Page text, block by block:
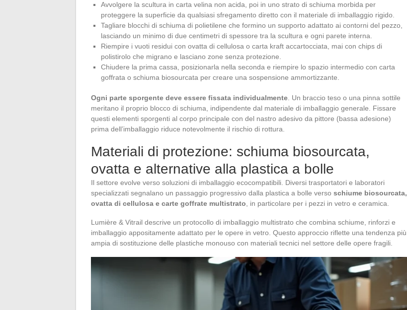
Avvolgere la scultura in carta velina non acida, poi in uno strato di schiuma morbida per
proteggere la superficie da qualsiasi sfregamento diretto con il materiale di imballaggio rigido.
Tagliare blocchi di schiuma di polietilene che formino un supporto adattato ai contorni del pezzo,
lasciando un minimo di due centimetri di spessore tra la scultura e ogni parete interna.
Riempire i vuoti residui con ovatta di cellulosa o carta kraft accartocciata, mai con chips di
polistirolo che migrano e lasciano zone senza protezione.
Chiudere la prima cassa, posizionarla nella seconda e riempire lo spazio intermedio con carta
goffrata o schiuma biosourcata per creare una sospensione ammortizzante.
Ogni parte sporgente deve essere fissata individualmente. Un braccio teso o una pinna sottile
meritano il proprio blocco di schiuma, indipendente dal materiale di imballaggio generale. Fissare
questi elementi sporgenti al corpo principale con del nastro adesivo da pittore (bassa adesione)
prima dell’imballaggio riduce notevolmente il rischio di rottura.
Materiali di protezione: schiuma biosourcata,
ovatta e alternative alla plastica a bolle
Il settore evolve verso soluzioni di imballaggio ecocompatibili. Diversi trasportatori e laboratori
specializzati segnalano un passaggio progressivo dalla plastica a bolle verso schiume biosourcata,
ovatta di cellulosa e carte goffrate multistrato, in particolare per i pezzi in vetro e ceramica.
Lumière & Vitrail descrive un protocollo di imballaggio multistrato che combina schiume, rinforzi e
imballaggio appositamente adattato per le opere in vetro. Questo approccio riflette una tendenza più
ampia di sostituzione delle plastiche monouso con materiali tecnici nel settore delle opere fragili.